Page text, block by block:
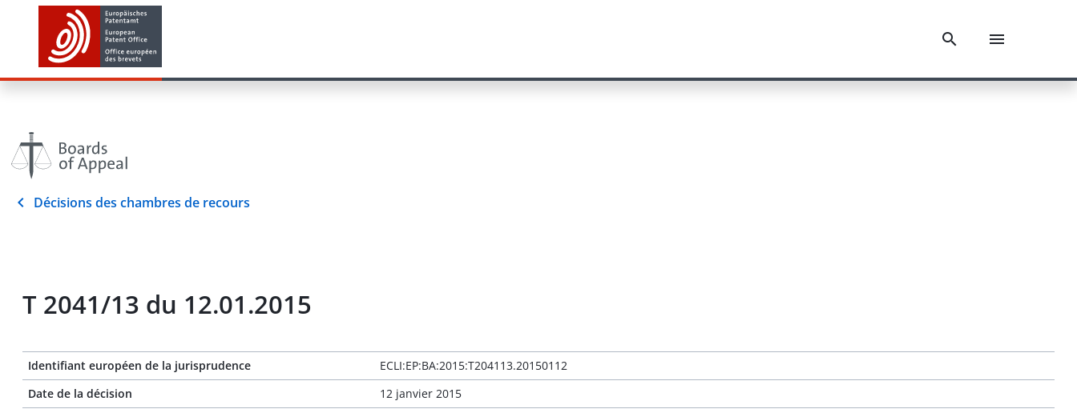
Décisions des chambres de recours
T 2041/13 du 12.01.2015
Identifiant européen de la jurisprudence
ECLI:EP:BA:2015:T204113.20150112
Date de la décision
12 janvier 2015